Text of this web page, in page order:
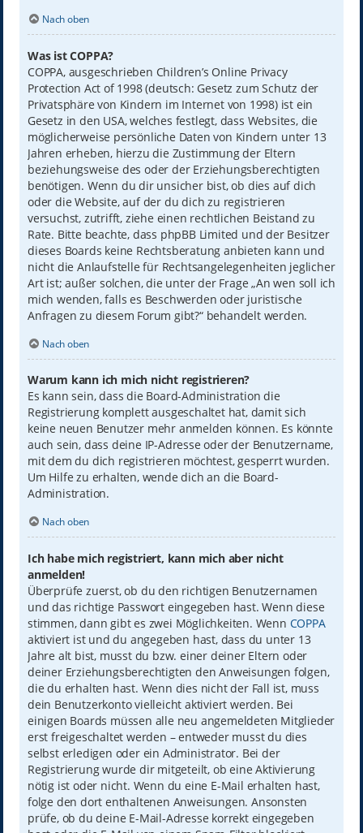
Nach oben
Was ist COPPA?
COPPA, ausgeschrieben Children’s Online Privacy
Protection Act of 1998 (deutsch: Gesetz zum Schutz der
Privatsphäre von Kindern im Internet von 1998) ist ein
Gesetz in den USA, welches festlegt, dass Websites, die
möglicherweise persönliche Daten von Kindern unter 13
Jahren erheben, hierzu die Zustimmung der Eltern
beziehungsweise des oder der Erziehungsberechtigten
benötigen. Wenn du dir unsicher bist, ob dies auf dich
oder die Website, auf der du dich zu registrieren
versuchst, zutrifft, ziehe einen rechtlichen Beistand zu
Rate. Bitte beachte, dass phpBB Limited und der Besitzer
dieses Boards keine Rechtsberatung anbieten kann und
nicht die Anlaufstelle für Rechtsangelegenheiten jeglicher
Art ist; außer solchen, die unter der Frage „An wen soll ich
mich wenden, falls es Beschwerden oder juristische
Anfragen zu diesem Forum gibt?“ behandelt werden.
Nach oben
Warum kann ich mich nicht registrieren?
Es kann sein, dass die Board-Administration die
Registrierung komplett ausgeschaltet hat, damit sich
keine neuen Benutzer mehr anmelden können. Es könnte
auch sein, dass deine IP-Adresse oder der Benutzername,
mit dem du dich registrieren möchtest, gesperrt wurden.
Um Hilfe zu erhalten, wende dich an die Board-
Administration.
Nach oben
Ich habe mich registriert, kann mich aber nicht
anmelden!
Überprüfe zuerst, ob du den richtigen Benutzernamen
und das richtige Passwort eingegeben hast. Wenn diese
stimmen, dann gibt es zwei Möglichkeiten. Wenn COPPA
aktiviert ist und du angegeben hast, dass du unter 13
Jahre alt bist, musst du bzw. einer deiner Eltern oder
deiner Erziehungsberechtigten den Anweisungen folgen,
die du erhalten hast. Wenn dies nicht der Fall ist, muss
dein Benutzerkonto vielleicht aktiviert werden. Bei
einigen Boards müssen alle neu angemeldeten Mitglieder
erst freigeschaltet werden – entweder musst du dies
selbst erledigen oder ein Administrator. Bei der
Registrierung wurde dir mitgeteilt, ob eine Aktivierung
nötig ist oder nicht. Wenn du eine E-Mail erhalten hast,
folge den dort enthaltenen Anweisungen. Ansonsten
prüfe, ob du deine E-Mail-Adresse korrekt eingegeben